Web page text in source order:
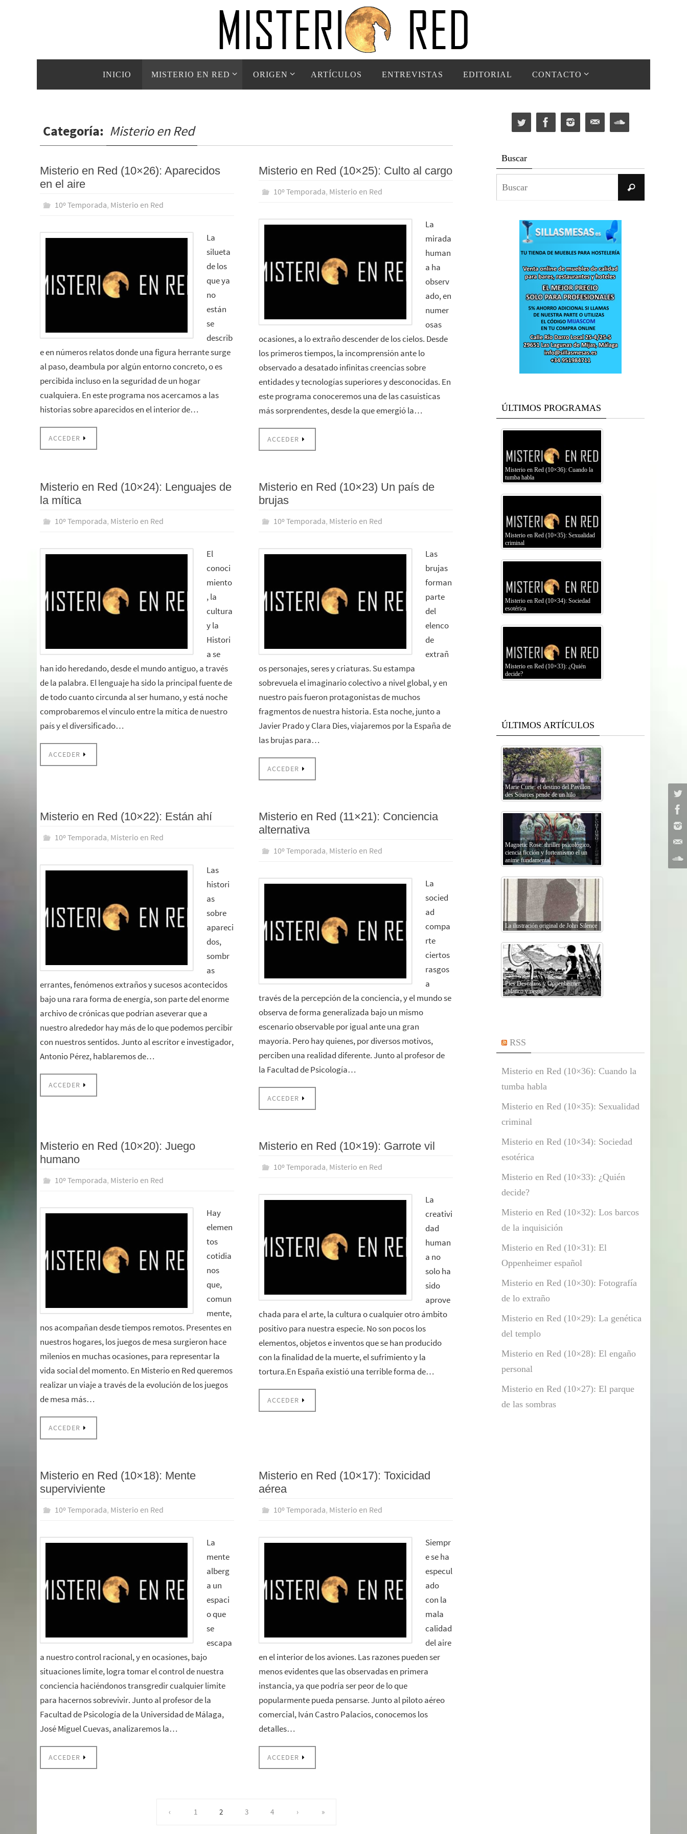
contenido
INICIO MISTERIO EN RED ORIGEN ARTÍCULOS ENTREVISTAS EDITORIAL CONTACTO
Categoría: Misterio en Red
Misterio en Red (10×26): Aparecidos
en el aire
10º Temporada, Misterio en Red
La
silueta
de los
que ya
no
están
se
describ
e en números relatos donde una figura herrante surge
al paso, deambula por algún entorno concreto, o es
percibida incluso en la seguridad de un hogar
cualquiera. En este programa nos acercamos a las
historias sobre aparecidos en el interior de…
ACCEDER
Misterio en Red (10×25): Culto al cargo
10º Temporada, Misterio en Red
La
mirada
human
a ha
observ
ado, en
numer
osas
ocasiones, a lo extraño descender de los cielos. Desde
los primeros tiempos, la incomprensión ante lo
observado a desatado infinitas creencias sobre
entidades y tecnologías superiores y desconocidas. En
este programa conoceremos una de las casuisticas
más sorprendentes, desde la que emergió la…
ACCEDER
Misterio en Red (10×24): Lenguajes de
la mítica
10º Temporada, Misterio en Red
El
conoci
miento
, la
cultura
y la
Histori
a se
han ido heredando, desde el mundo antiguo, a través
de la palabra. El lenguaje ha sido la principal fuente de
de todo cuanto circunda al ser humano, y está noche
comprobaremos el vínculo entre la mítica de nuestro
país y el diversificado…
ACCEDER
Misterio en Red (10×23) Un país de
brujas
10º Temporada, Misterio en Red
Las
brujas
forman
parte
del
elenco
de
extrañ
os personajes, seres y criaturas. Su estampa
sobrevuela el imaginario colectivo a nivel global, y en
nuestro país fueron protagonistas de muchos
fragmentos de nuestra historia. Esta noche, junto a
Javier Prado y Clara Dies, viajaremos por la España de
las brujas para…
ACCEDER
Misterio en Red (10×22): Están ahí
10º Temporada, Misterio en Red
Las
histori
as
sobre
apareci
dos,
sombr
as
errantes, fenómenos extraños y sucesos acontecidos
bajo una rara forma de energía, son parte del enorme
archivo de crónicas que podrían aseverar que a
nuestro alrededor hay más de lo que podemos percibir
con nuestros sentidos. Junto al escritor e investigador,
Antonio Pérez, hablaremos de…
ACCEDER
Misterio en Red (11×21): Conciencia
alternativa
10º Temporada, Misterio en Red
La
socied
ad
compa
rte
ciertos
rasgos
a
través de la percepción de la conciencia, y el mundo se
observa de forma generalizada bajo un mismo
escenario observable por igual ante una gran
mayoría. Pero hay quienes, por diversos motivos,
perciben una realidad diferente. Junto al profesor de
la Facultad de Psicología…
ACCEDER
Misterio en Red (10×20): Juego
humano
10º Temporada, Misterio en Red
Hay
elemen
tos
cotidia
nos
que,
comun
mente,
nos acompañan desde tiempos remotos. Presentes en
nuestros hogares, los juegos de mesa surgieron hace
milenios en muchas ocasiones, para representar la
vida social del momento. En Misterio en Red queremos
realizar un viaje a través de la evolución de los juegos
de mesa más…
ACCEDER
Misterio en Red (10×19): Garrote vil
10º Temporada, Misterio en Red
La
creativi
dad
human
a no
solo ha
sido
aprove
chada para el arte, la cultura o cualquier otro ámbito
positivo para nuestra especie. No son pocos los
elementos, objetos e inventos que se han producido
con la finalidad de la muerte, el sufrimiento y la
tortura.En España existió una terrible forma de…
ACCEDER
Misterio en Red (10×18): Mente
superviviente
10º Temporada, Misterio en Red
La
mente
alberg
a un
espaci
o que
se
escapa
a nuestro control racional, y en ocasiones, bajo
situaciones límite, logra tomar el control de nuestra
conciencia haciéndonos transgredir cualquier límite
para hacernos sobrevivir. Junto al profesor de la
Facultad de Psicología de la Universidad de Málaga,
José Miguel Cuevas, analizaremos la…
ACCEDER
Misterio en Red (10×17): Toxicidad
aérea
10º Temporada, Misterio en Red
Siempr
e se ha
especul
ado
con la
mala
calidad
del aire
en el interior de los aviones. Las razones pueden ser
menos evidentes que las observadas en primera
instancia, ya que podría ser peor de lo que
popularmente pueda pensarse. Junto al piloto aéreo
comercial, Iván Castro Palacios, conocemos los
detalles…
ACCEDER
‹ 1 2 3 4 › »
Buscar
Buscar
ÚLTIMOS PROGRAMAS
Misterio en Red (10×36): Cuando la
tumba habla
Misterio en Red (10×35): Sexualidad
criminal
Misterio en Red (10×34): Sociedad
esotérica
Misterio en Red (10×33): ¿Quién
decide?
ÚLTIMOS ARTÍCULOS
Marie Curie: el destino del Pavillon
des Sources pende de un hilo
Magnetic Rose: thriller psicológico,
ciencia ficción y forteanismo el un
anime fundamental
La ilustración original de John Silence
Pies Descalzos y Oppenheimer:
¿blanco y negro?
RSS
Misterio en Red (10×36): Cuando la
tumba habla
Misterio en Red (10×35): Sexualidad
criminal
Misterio en Red (10×34): Sociedad
esotérica
Misterio en Red (10×33): ¿Quién
decide?
Misterio en Red (10×32): Los barcos
de la inquisición
Misterio en Red (10×31): El
Oppenheimer español
Misterio en Red (10×30): Fotografía
de lo extraño
Misterio en Red (10×29): La genética
del templo
Misterio en Red (10×28): El engaño
personal
Misterio en Red (10×27): El parque
de las sombras